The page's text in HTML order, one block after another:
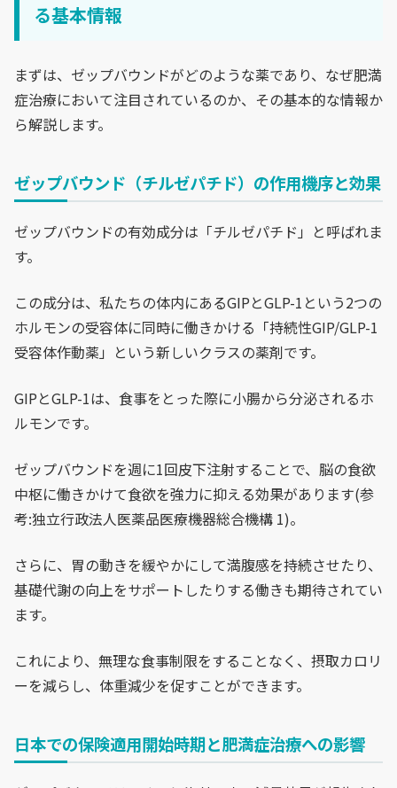
る基本情報
まずは、ゼップバウンドがどのような薬であり、なぜ肥満
症治療において注目されているのか、その基本的な情報か
ら解説します。
ゼップバウンド（チルゼパチド）の作用機序と効果
ゼップバウンドの有効成分は「チルゼパチド」と呼ばれま
す。
この成分は、私たちの体内にあるGIPとGLP-1という2つの
ホルモンの受容体に同時に働きかける「持続性GIP/GLP-1
受容体作動薬」という新しいクラスの薬剤です。
GIPとGLP-1は、食事をとった際に小腸から分泌されるホ
ルモンです。
ゼップバウンドを週に1回皮下注射することで、脳の食欲
中枢に働きかけて食欲を強力に抑える効果があります(参
考:独立行政法人医薬品医療機器総合機構 1)。
さらに、胃の動きを緩やかにして満腹感を持続させたり、
基礎代謝の向上をサポートしたりする働きも期待されてい
ます。
これにより、無理な食事制限をすることなく、摂取カロリ
ーを減らし、体重減少を促すことができます。
日本での保険適用開始時期と肥満症治療への影響